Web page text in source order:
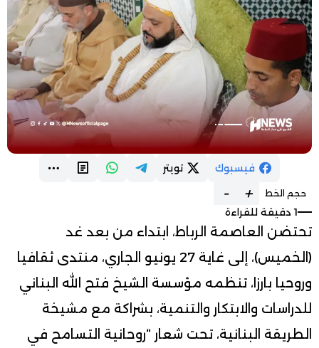
فيسبوك تويتر
حجم الخط +
-
1 دقيقة للقراءة
تحتضن العاصمة الرباط، ابتداء من بعد غد
(الخميس)، إلى غاية 27 يونيو الجاري، منتدى ثقافيا
وروحيا بارزا، تنظمه مؤسسة الشيخ فتح الله البناني
للدراسات والابتكار والتنمية، بشراكة مع مشيخة
الطريقة البنانية، تحت شعار “روحانية التسامح في